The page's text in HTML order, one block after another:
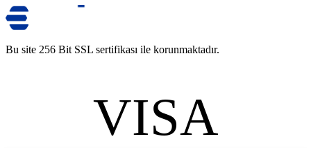
Bu site 256 Bit SSL sertifikası ile korunmaktadır.
VISA